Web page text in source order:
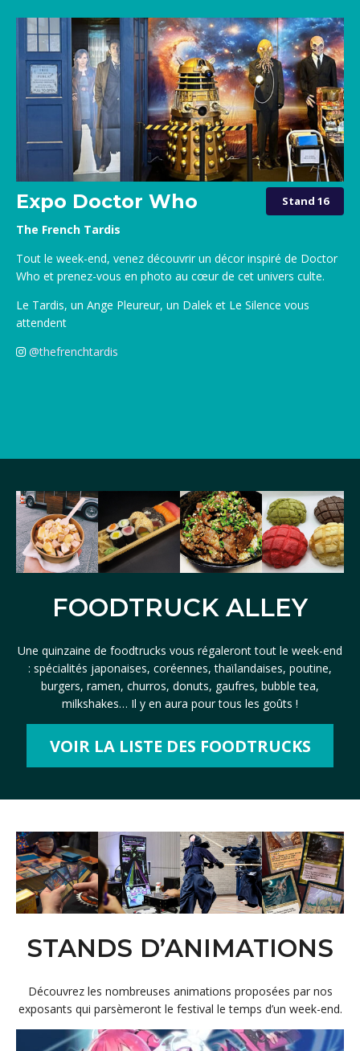
Expo Doctor Who Stand 16
The French Tardis
Tout le week-end, venez découvrir un décor inspiré de Doctor
Who et prenez-vous en photo au cœur de cet univers culte.
Le Tardis, un Ange Pleureur, un Dalek et Le Silence vous
attendent
@thefrenchtardis
FOODTRUCK ALLEY
Une quinzaine de foodtrucks vous régaleront tout le week-end
: spécialités japonaises, coréennes, thaïlandaises, poutine,
burgers, ramen, churros, donuts, gaufres, bubble tea,
milkshakes… Il y en aura pour tous les goûts !
VOIR LA LISTE DES FOODTRUCKS
STANDS D’ANIMATIONS
Découvrez les nombreuses animations proposées par nos
exposants qui parsèmeront le festival le temps d’un week-end.